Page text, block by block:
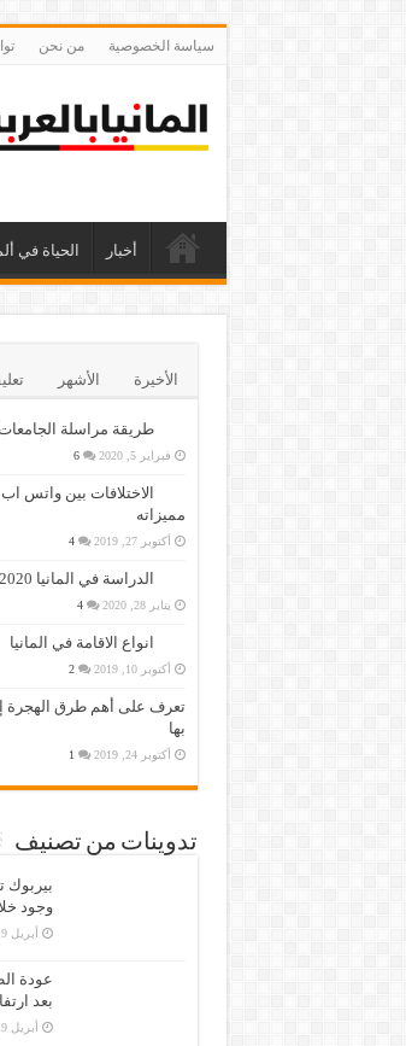
سياسة الخصوصية من نحن
أخبار الحياة في
الأخيرة الأشهر
طريقة مراسلة الجامعات
فبراير 5, 2020 6
الاختلافات بين واتس
مميزاته
أكتوبر 27, 2019 4
الدراسة في المانيا 2020 واهم التفاصيل عنها
يناير 28, 2020 4
انواع الاقامة في المانيا
أكتوبر 10, 2019 2
تعرف على أهم طرق الهجرة
بها
أكتوبر 24, 2019 1
تدوينات من تصنيف
بيربوك
وجود
أبريل 19, 2024
عودة
بعد
أبريل 19, 2024